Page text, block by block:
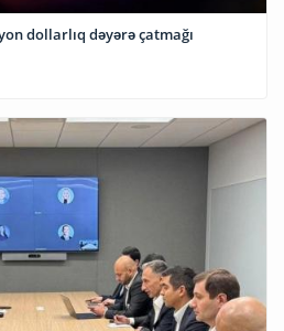
dollarlıq dəyərə çatmağı